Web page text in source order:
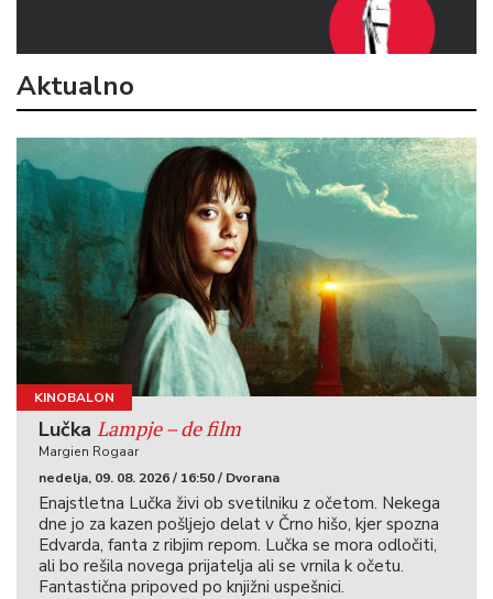
Aktualno
KINOBALON
Lučka Lampje – de film
Margien Rogaar
nedelja, 09. 08. 2026 / 16:50 / Dvorana
Enajstletna Lučka živi ob svetilniku z očetom. Nekega
dne jo za kazen pošljejo delat v Črno hišo, kjer spozna
Edvarda, fanta z ribjim repom. Lučka se mora odločiti,
ali bo rešila novega prijatelja ali se vrnila k očetu.
Fantastična pripoved po knjižni uspešnici.